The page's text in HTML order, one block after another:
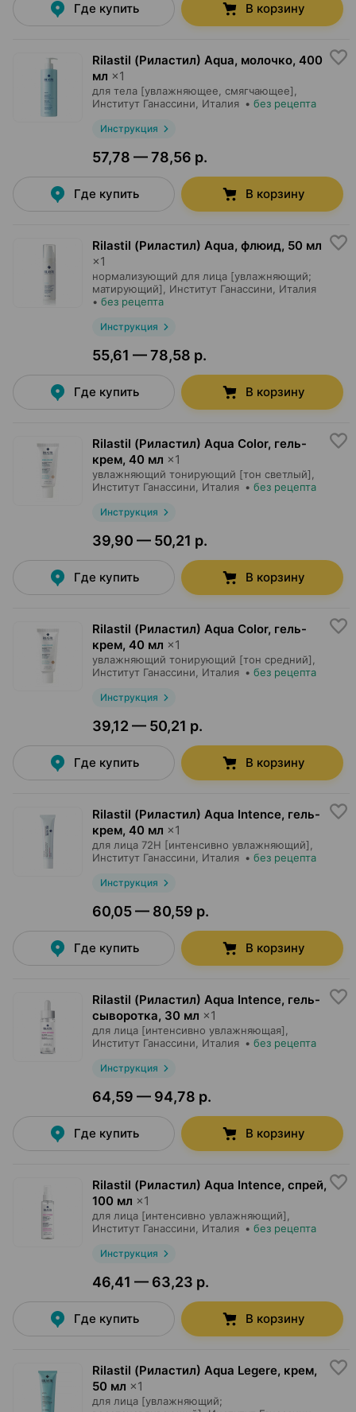
Где купить В корзину
Rilastil (Риластил) Aqua, молочко, 400
мл ×1
для тела [увлажняющее, смягчающее],
Институт Ганассини , Италия • без рецепта
Инструкция
57,78 — 78,56 р.
Где купить В корзину
Rilastil (Риластил) Aqua, флюид, 50 мл
×1
нормализующий для лица [увлажняющий;
матирующий],
Институт Ганассини , Италия
• без рецепта
Инструкция
55,61 — 78,58 р.
Где купить В корзину
Rilastil (Риластил) Aqua Color, гель-
крем, 40 мл ×1
увлажняющий тонирующий [тон светлый],
Институт Ганассини , Италия • без рецепта
Инструкция
39,90 — 50,21 р.
Где купить В корзину
Rilastil (Риластил) Aqua Color, гель-
крем, 40 мл ×1
увлажняющий тонирующий [тон средний],
Институт Ганассини , Италия • без рецепта
Инструкция
39,12 — 50,21 р.
Где купить В корзину
Rilastil (Риластил) Aqua Intence, гель-
крем, 40 мл ×1
для лица 72H [интенсивно увлажняющий],
Институт Ганассини , Италия • без рецепта
Инструкция
60,05 — 80,59 р.
Где купить В корзину
Rilastil (Риластил) Aqua Intence, гель-
сыворотка, 30 мл ×1
для лица [интенсивно увлажняющая],
Институт Ганассини , Италия • без рецепта
Инструкция
64,59 — 94,78 р.
Где купить В корзину
Rilastil (Риластил) Aqua Intence, спрей,
100 мл ×1
для лица [интенсивно увлажняющий],
Институт Ганассини , Италия • без рецепта
Инструкция
46,41 — 63,23 р.
Где купить В корзину
Rilastil (Риластил) Aqua Legere, крем,
50 мл ×1
для лица [увлажняющий;